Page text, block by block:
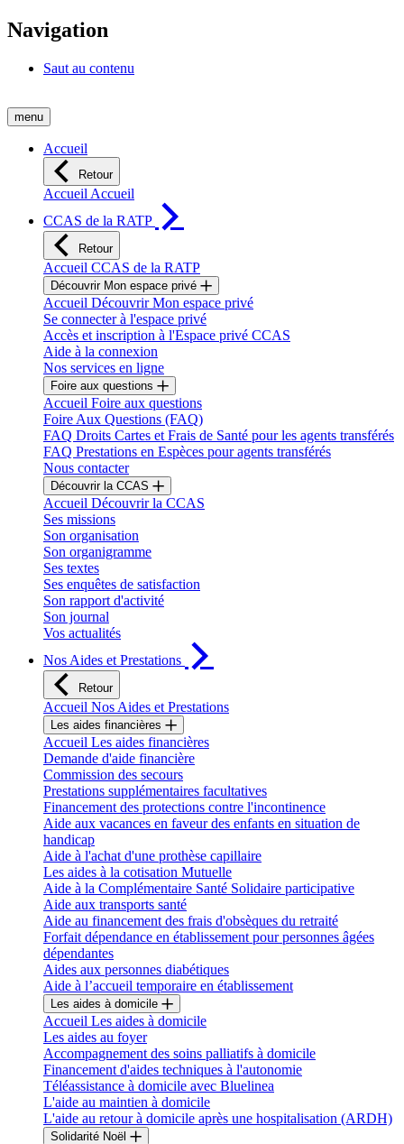
Navigation
Saut au contenu
menu
Accueil
Retour
Accueil Accueil
CCAS de la RATP
Retour
Accueil CCAS de la RATP
Découvrir Mon espace privé
Accueil Découvrir Mon espace privé
Se connecter à l'espace privé
Accès et inscription à l'Espace privé CCAS
Aide à la connexion
Nos services en ligne
Foire aux questions
Accueil Foire aux questions
Foire Aux Questions (FAQ)
FAQ Droits Cartes et Frais de Santé pour les agents transférés
FAQ Prestations en Espèces pour agents transférés
Nous contacter
Découvrir la CCAS
Accueil Découvrir la CCAS
Ses missions
Son organisation
Son organigramme
Ses textes
Ses enquêtes de satisfaction
Son rapport d'activité
Son journal
Vos actualités
Nos Aides et Prestations
Retour
Accueil Nos Aides et Prestations
Les aides financières
Accueil Les aides financières
Demande d'aide financière
Commission des secours
Prestations supplémentaires facultatives
Financement des protections contre l'incontinence
Aide aux vacances en faveur des enfants en situation de
handicap
Aide à l'achat d'une prothèse capillaire
Les aides à la cotisation Mutuelle
Aide à la Complémentaire Santé Solidaire participative
Aide aux transports santé
Aide au financement des frais d'obsèques du retraité
Forfait dépendance en établissement pour personnes âgées
dépendantes
Aides aux personnes diabétiques
Aide à l’accueil temporaire en établissement
Les aides à domicile
Accueil Les aides à domicile
Les aides au foyer
Accompagnement des soins palliatifs à domicile
Financement d'aides techniques à l'autonomie
Téléassistance à domicile avec Bluelinea
L'aide au maintien à domicile
L'aide au retour à domicile après une hospitalisation (ARDH)
Solidarité Noël